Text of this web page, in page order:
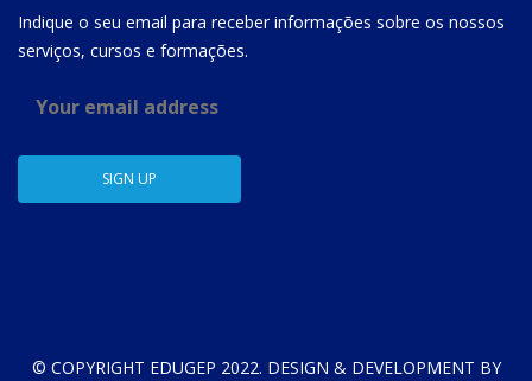
Indique o seu email para receber informações sobre os nossos
serviços, cursos e formações.
© COPYRIGHT EDUGEP 2022. DESIGN & DEVELOPMENT BY